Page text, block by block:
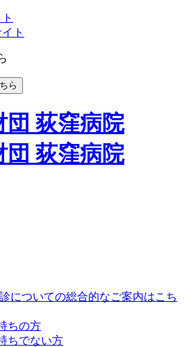
ト
ら
についての総合的なご案内はこち
ちの方
ちでない方